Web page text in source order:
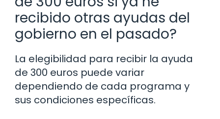
recibido otras ayudas del
gobierno en el pasado?
La elegibilidad para recibir la ayuda
de 300 euros puede variar
dependiendo de cada programa y
sus condiciones específicas.